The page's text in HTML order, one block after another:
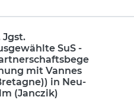
Jgst.
SuS -
mit Vannes
in Neu-
(Janczik)